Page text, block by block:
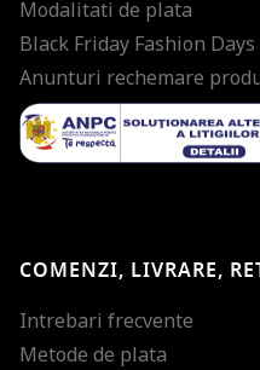
Modalitati de plata
Black Friday Fashion Days
Anunturi rechemare
COMENZI, LIVRARE,
Intrebari frecvente
Metode de plata